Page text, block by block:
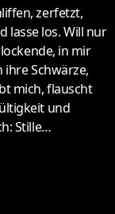
zerfetzt,
lasse los. Will nur
in mir
Schwärze,
mich, flauscht
und
Stille…